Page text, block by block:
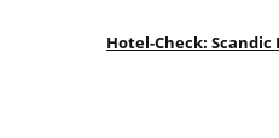
Hotel-Check: